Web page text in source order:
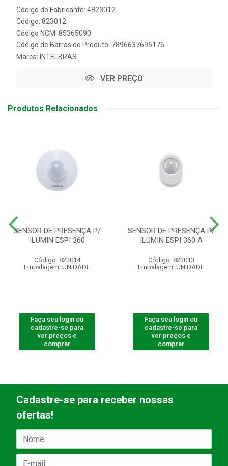
Código do Fabricante: 4823012
Código: 823012
Código NCM: 85365090
Código de Barras do Produto: 7896637695176
Marca: INTELBRAS
VER PREÇO
Produtos Relacionados
SENSOR DE PRESENÇA P/
ILUMIN ESPI 360
Código: 823014
Embalagem: UNIDADE
Faça seu login ou
cadastre-se para
ver preços e
comprar
SENSOR DE PRESENÇA P/
ILUMIN ESPI 360 A
Código: 823013
Embalagem: UNIDADE
Faça seu login ou
cadastre-se para
ver preços e
comprar
Cadastre-se para receber nossas
ofertas!